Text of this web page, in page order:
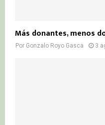
Más donantes, menos
Por Gonzalo Royo Gasca 3